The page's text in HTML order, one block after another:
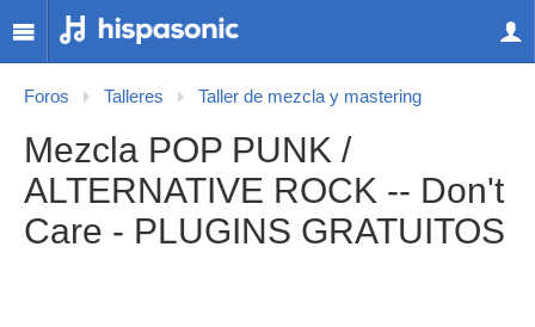
Foros Talleres Taller de mezcla y mastering
Mezcla POP PUNK /
ALTERNATIVE ROCK -- Don't
Care - PLUGINS GRATUITOS